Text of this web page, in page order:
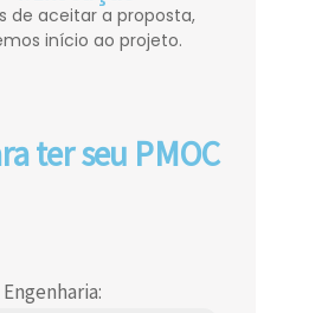
de aceitar a proposta,
início ao projeto.
ter seu PMOC